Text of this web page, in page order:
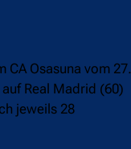
Osasuna vom 27.
Real Madrid (60)
jeweils 28